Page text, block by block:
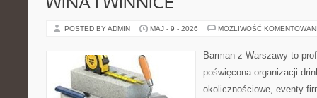
WINA I WINNICE
POSTED BY ADMIN MAJ - 9 - 2026 MOŻLIWOŚĆ
Barman z Warszawy to
poświęcona organizacji
okolicznościowe, eventy